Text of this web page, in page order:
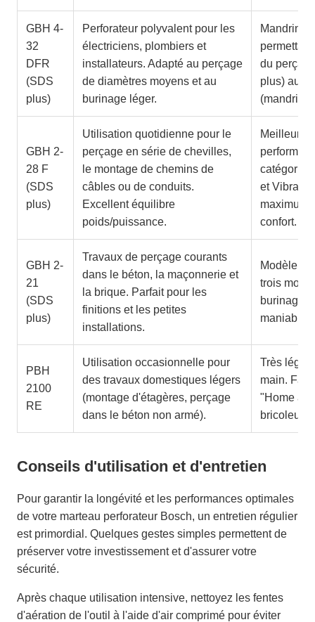
GBH 4-
32
DFR
(SDS
plus)
Perforateur polyvalent pour les
électriciens, plombiers et
installateurs. Adapté au perçage
de diamètres moyens et au
burinage léger.
Mandrin
du
plus) au
(mandrin
GBH 2-
28 F
(SDS
plus)
Utilisation quotidienne pour le
perçage en série de chevilles,
le montage de chemins de
câbles ou de conduits.
Excellent équilibre
poids/puissance.
Meilleur
catégorie,
et
maximum
confort.
GBH 2-
21
(SDS
plus)
Travaux de perçage courants
dans le béton, la maçonnerie et
la brique. Parfait pour les
finitions et les petites
installations.
Modèle
trois
burinage)
maniable
PBH
2100
RE
Utilisation occasionnelle pour
des travaux domestiques légers
(montage d'étagères, perçage
dans le béton non armé).
Très léger
main. Fait
"Home
bricoleurs.
Conseils d'utilisation et d'entretien
Pour garantir la longévité et les performances optimales
de votre marteau perforateur Bosch, un entretien régulier
est primordial. Quelques gestes simples permettent de
préserver votre investissement et d'assurer votre
sécurité.
Après chaque utilisation intensive, nettoyez les fentes
d'aération de l'outil à l'aide d'air comprimé pour éviter